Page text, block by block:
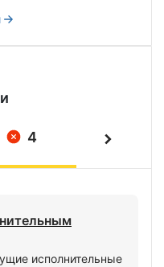
4
исполнительные